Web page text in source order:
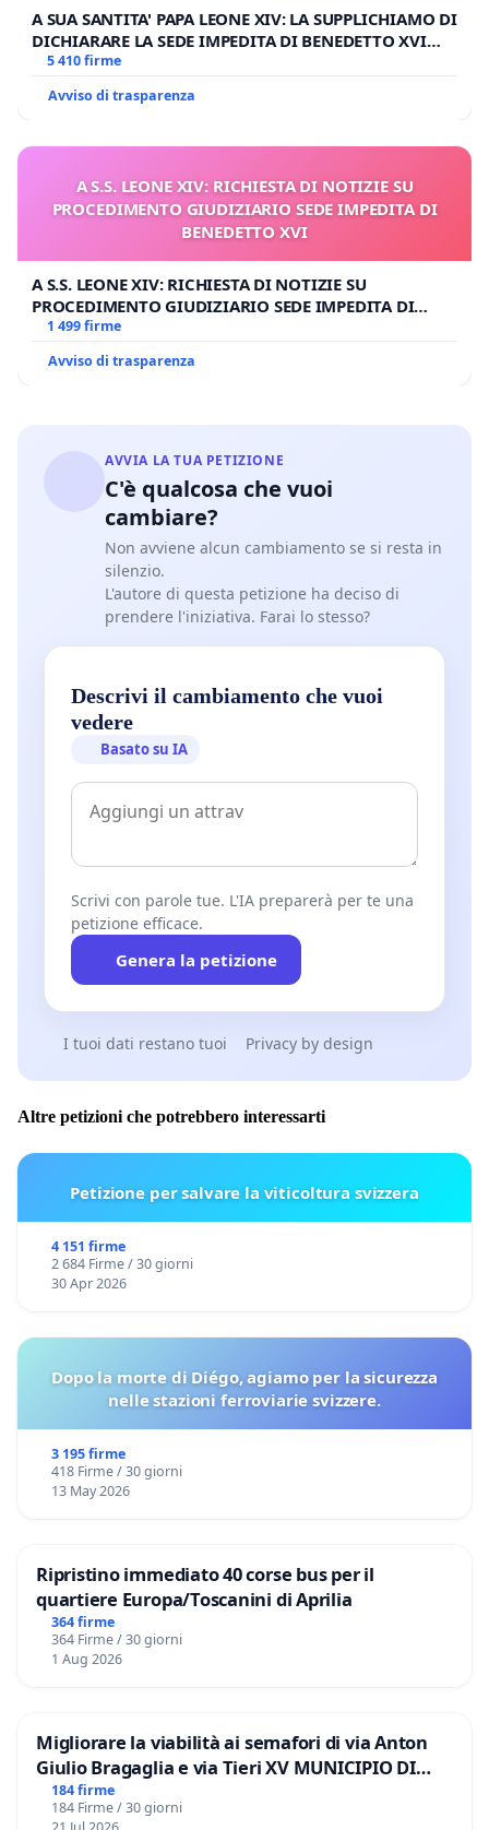
A SUA SANTITA' PAPA LEONE XIV: LA SUPPLICHIAMO DI
DICHIARARE LA SEDE IMPEDITA DI BENEDETTO XVI
E/O DI FAR APRIRE IL RELATIVO PROCESSO
5 410 firme
Avviso di trasparenza
A S.S. LEONE XIV: RICHIESTA DI NOTIZIE SU
PROCEDIMENTO GIUDIZIARIO SEDE IMPEDITA DI
BENEDETTO XVI
A S.S. LEONE XIV: RICHIESTA DI NOTIZIE SU
PROCEDIMENTO GIUDIZIARIO SEDE IMPEDITA DI
BENEDETTO XVI
1 499 firme
Avviso di trasparenza
AVVIA LA TUA PETIZIONE
C'è qualcosa che vuoi
cambiare?
Non avviene alcun cambiamento se si resta in
silenzio.
L'autore di questa petizione ha deciso di
prendere l'iniziativa. Farai lo stesso?
Descrivi il cambiamento che vuoi
vedere
Basato su IA
Scrivi con parole tue. L'IA preparerà per te una
petizione efficace.
Genera la petizione
I tuoi dati restano tuoi Privacy by design
Altre petizioni che potrebbero interessarti
Petizione per salvare la viticoltura svizzera
4 151 firme
2 684 Firme / 30 giorni
30 Apr 2026
Dopo la morte di Diégo, agiamo per la sicurezza
nelle stazioni ferroviarie svizzere.
3 195 firme
418 Firme / 30 giorni
13 May 2026
Ripristino immediato 40 corse bus per il
quartiere Europa/Toscanini di Aprilia
364 firme
364 Firme / 30 giorni
1 Aug 2026
Migliorare la viabilità ai semafori di via Anton
Giulio Bragaglia e via Tieri XV MUNICIPIO DI
ROMA
184 firme
184 Firme / 30 giorni